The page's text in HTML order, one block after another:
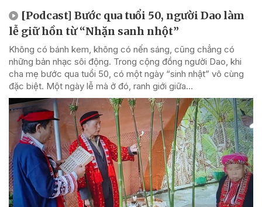
[Podcast] Bước qua tuổi 50, người Dao làm
lễ giữ hồn từ “Nhặn sanh nhột”
Không có bánh kem, không có nến sáng, cũng chẳng có
những bản nhạc sôi động. Trong cộng đồng người Dao, khi
cha mẹ bước qua tuổi 50, có một ngày “sinh nhật” vô cùng
đặc biệt. Một ngày lễ mà ở đó, ranh giới giữa...